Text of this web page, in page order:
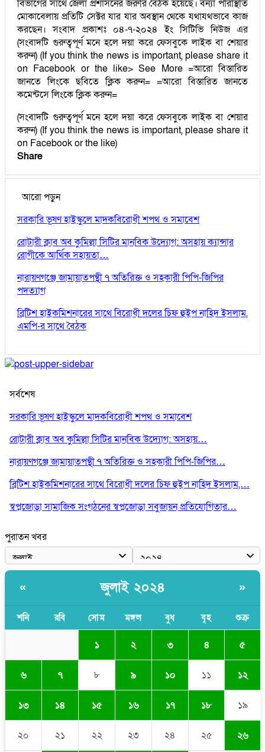
বিভাগের সাথে জেলা প্রশাসনের জরুরি বৈঠক হয়েছে। বন্যা পরিস্থিতি
মোকাবেলায় প্রতিটি সেক্টর যার যার অবস্থান থেকে যথাযথভাবে কাজ
করছেন। সংবাদ প্রকাশঃ ০৪-৭-২০২৪ ইং সিটিভি নিউজ এর
(সংবাদটি গুরুত্বপূর্ণ মনে হলে দয়া করে ফেসবুকে লাইক বা শেয়ার
করুন) (If you think the news is important, please share it
on Facebook or the like> See More =আরো বিস্তারিত
জানতে লিংকে ছবিতে ক্লিক করুন= =আরো বিস্তারিত জানতে
কমেন্টসে লিংকে ক্লিক করুন=
(সংবাদটি গুরুত্বপূর্ণ মনে হলে দয়া করে ফেসবুকে লাইক বা শেয়ার
করুন) (If you think the news is important, please share it
on Facebook or the like)
Share
আরো পড়ুন
সরকারি ভূষণ হাইস্কুলে মাদকবিরোধী শপথ ও সমাবেশ
রোটারী ক্লাব অব কুমিল্লা সিটির মানবিক উদ্যোগ: অসহায় ক্যান্সার
রোগীকে আর্থিক সহায়তা…
নারায়ণগঞ্জে জামায়াতপন্থী ৭ অতিরিক্ত ও সহকারী পিপি-জিপির
পদত্যাগ
ব্রিটিশ হাইকমিশনারের সাথে বিরোধী দলের চিফ হুইপ নাহিদ ইসলাম,
এমপি-র সাথে বৈঠক
সর্বশেষ
সরকারি ভূষণ হাইস্কুলে মাদকবিরোধী শপথ ও সমাবেশ
রোটারী ক্লাব অব কুমিল্লা সিটির মানবিক উদ্যোগ: অসহায়…
নারায়ণগঞ্জে জামায়াতপন্থী ৭ অতিরিক্ত ও সহকারী পিপি-জিপির…
ব্রিটিশ হাইকমিশনারের সাথে বিরোধী দলের চিফ হুইপ নাহিদ ইসলাম,…
স্বপ্নজোড়া সামাজিক সংগঠনের স্বপ্নজোড়া সবুজায়ন প্রতিযোগিতার…
পুরাতন খবর
« জুলাই ২০২৪ »
শনি রবি সোম মঙ্গল বুধ বৃহ শুক্র
১ ২ ৩ ৪ ৫
৬ ৭ ৮ ৯ ১০ ১১ ১২
১৩ ১৪ ১৫ ১৬ ১৭ ১৮ ১৯
২০ ২১ ২২ ২৩ ২৪ ২৫ ২৬